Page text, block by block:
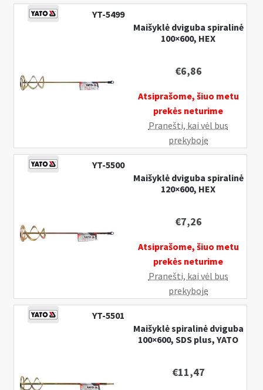
YT-5499
Maišyklė dviguba spiralinė
100×600, HEX
€6,86
Atsiprašome, šiuo metu
prekės neturime
Pranešti, kai vėl bus
prekyboje
YT-5500
Maišyklė dviguba spiralinė
120×600, HEX
€7,26
Atsiprašome, šiuo metu
prekės neturime
Pranešti, kai vėl bus
prekyboje
YT-5501
Maišyklė spiralinė dviguba
100×600, SDS plus, YATO
€11,47